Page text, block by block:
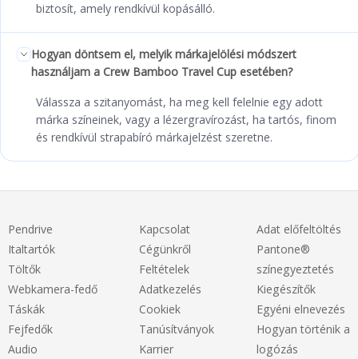
biztosít, amely rendkívül kopásálló.
Hogyan döntsem el, melyik márkajelölési módszert
használjam a Crew Bamboo Travel Cup esetében?
Válassza a szitanyomást, ha meg kell felelnie egy adott
márka színeinek, vagy a lézergravírozást, ha tartós, finom
és rendkívül strapabíró márkajelzést szeretne.
Pendrive
Italtartók
Töltők
Webkamera-fedő
Táskák
Fejfedők
Audio
Kapcsolat
Cégünkről
Feltételek
Adatkezelés
Cookiek
Tanúsítványok
Karrier
Adat előfeltöltés
Pantone®
színegyeztetés
Kiegészítők
Egyéni elnevezés
Hogyan történik a
logózás